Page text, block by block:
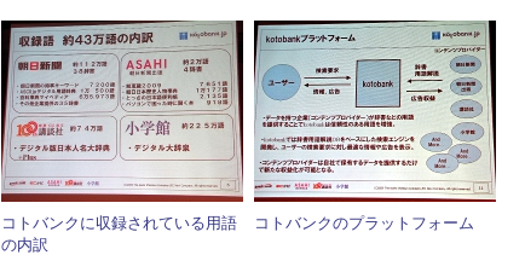
コトバンクに収録されている用語
の内訳
コトバンクのプラットフォーム